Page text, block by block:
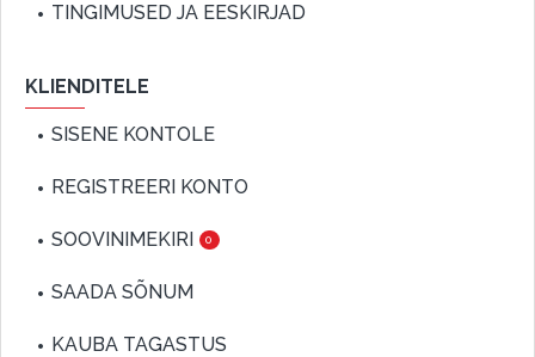
TINGIMUSED JA EESKIRJAD
KLIENDITELE
SISENE KONTOLE
REGISTREERI KONTO
SOOVINIMEKIRI 0
SAADA SÕNUM
KAUBA TAGASTUS